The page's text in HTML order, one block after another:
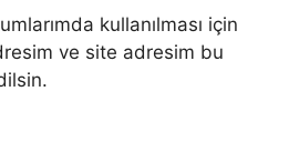
kullanılması için
ve site adresim bu